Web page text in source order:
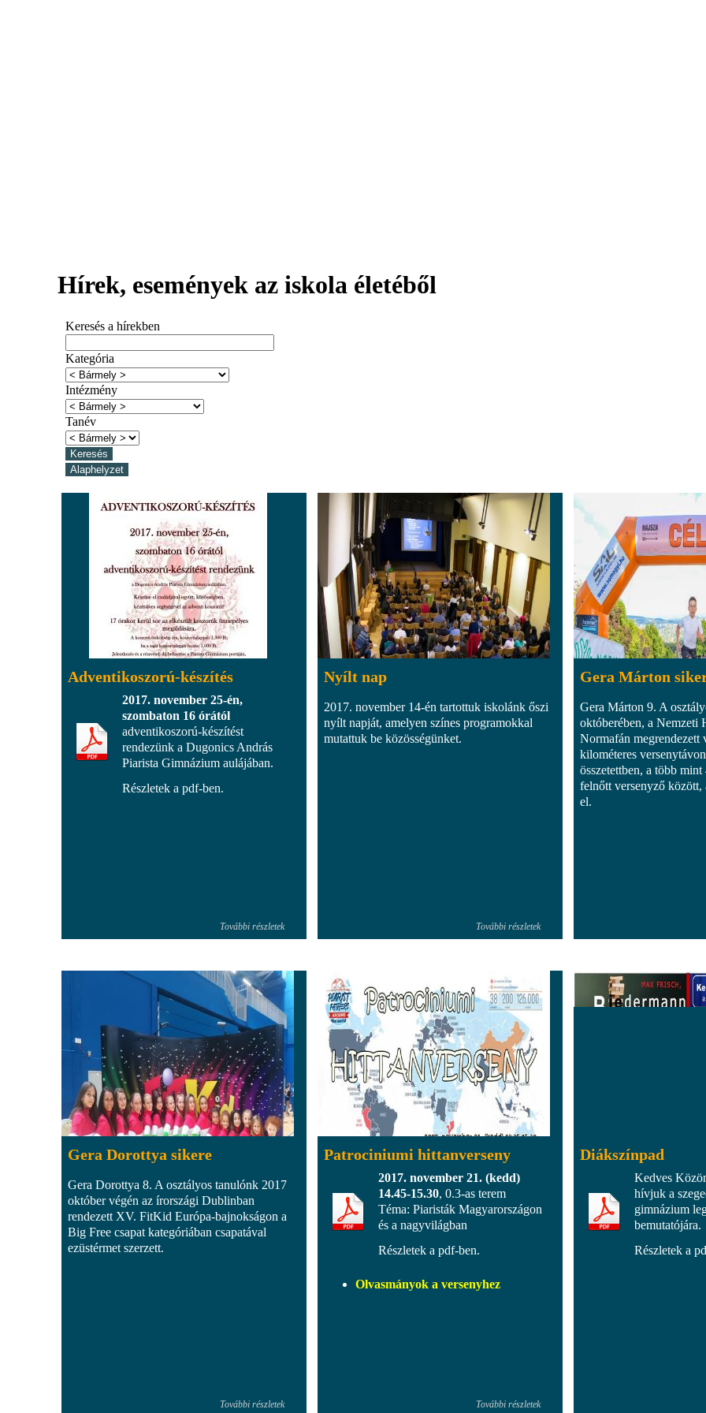
Hírek, események az iskola életéből
Keresés a hírekben
Kategória
Intézmény
Tanév
Adventikoszorú-készítés
2017. november 25-én,
szombaton 16 órától
adventikoszorú-készítést
rendezünk a Dugonics András
Piarista Gimnázium aulájában.
Részletek a pdf-ben.
További részletek
Nyílt nap
2017. november 14-én tartottuk iskolánk őszi
nyílt napját, amelyen színes programokkal
mutattuk be közösségünket.
További részletek
Gera Márton
Gera Márton 9. A
októberében, a Nemzeti
Normafán megrendezett
kilométeres
összetettben, a több
felnőtt versenyző között,
el.
Gera Dorottya sikere
Gera Dorottya 8. A osztályos tanulónk 2017
október végén az írországi Dublinban
rendezett XV. FitKid Európa-bajnokságon a
Big Free csapat kategóriában csapatával
ezüstérmet szerzett.
További részletek
Patrociniumi hittanverseny
2017. november 21. (kedd)
14.45-15.30, 0.3-as terem
Téma: Piaristák Magyarországon
és a nagyvilágban
Részletek a pdf-ben.
Olvasmányok a versenyhez
További részletek
Diákszínpad
Kedves
hívjuk a
gimnázium
bemutatójára.
Részletek a